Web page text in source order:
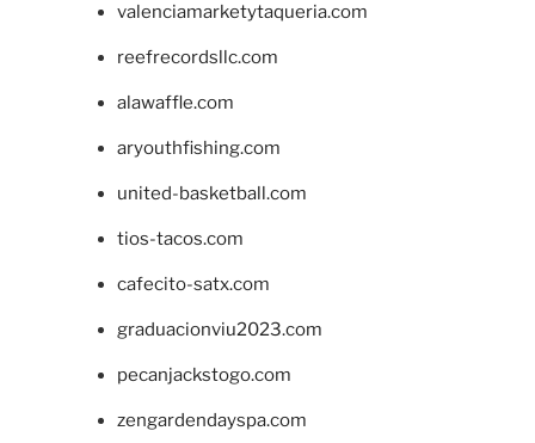
valenciamarketytaqueria.com
reefrecordsllc.com
alawaffle.com
aryouthfishing.com
united-basketball.com
tios-tacos.com
cafecito-satx.com
graduacionviu2023.com
pecanjackstogo.com
zengardendayspa.com